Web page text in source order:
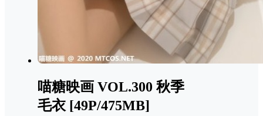
喵糖映画 VOL.300 秋季
毛衣 [49P/475MB]